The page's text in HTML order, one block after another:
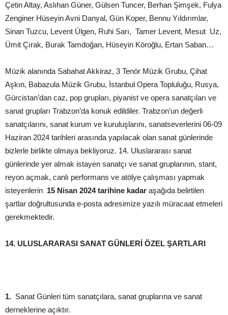
Çetin Altay, Aslıhan Güner, Gülsen Tuncer, Berhan Şimşek, Fulya
Zenginer Hüseyin Avni Danyal, Gün Koper, Bennu Yıldırımlar,
Sinan Tuzcu, Levent Ülgen, Ruhi Sarı, Tamer Levent, Mesut Uz,
Ümit Çırak, Burak Tamdoğan, Hüseyin Köroğlu, Ertan Saban…
Müzik alanında Sabahat Akkiraz, 3 Tenör Müzik Grubu, Çihat
Aşkın, Babazula Müzik Grubu, İstanbul Opera Topluluğu, Rusya,
Gürcistan’dan caz, pop grupları, piyanist ve opera sanatçıları ve
sanat grupları Trabzon’da konuk edildiler. Trabzon’un değerli
sanatçılarını, sanat kurum ve kuruluşlarını, sanatseverlerini 06-09
Haziran 2024 tarihleri arasında yapılacak olan sanat günlerinde
bizlerle birlikte olmaya bekliyoruz. 14. Uluslararası sanat
günlerinde yer almak istayen sanatçı ve sanat gruplarının, stant,
reyon açmak, canlı performans ve atölye çalışması yapmak
isteyenlerin 15 Nisan 2024 tarihine kadar aşağıda belirtilen
şartlar doğrultusunda e-posta adresimize yazılı müracaat etmeleri
gerekmektedir.
14. ULUSLARARASI SANAT GÜNLERİ ÖZEL ŞARTLARI
1. Sanat Günleri tüm sanatçılara, sanat gruplarına ve sanat
derneklerine açıktır.